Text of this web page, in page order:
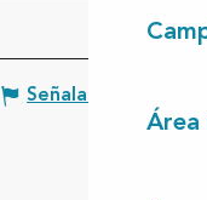
Área
Señalar un error